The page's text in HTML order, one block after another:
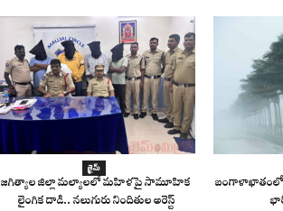
క్రైమ్
జగిత్యాల జిల్లా మల్యాలలో మహిళపై సామూహిక
లైంగిక దాడి.. నలుగురు నిందితుల అరెస్ట్
బంగాళాఖాతంలో